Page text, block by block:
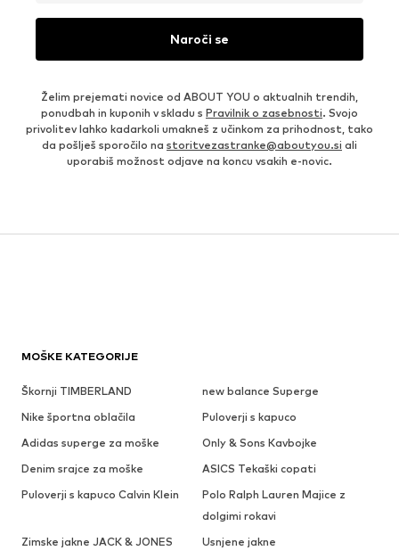
Naroči se
Želim prejemati novice od ABOUT YOU o aktualnih trendih,
ponudbah in kuponih v skladu s Pravilnik o zasebnosti. Svojo
privolitev lahko kadarkoli umakneš z učinkom za prihodnost, tako
da pošlješ sporočilo na storitvezastranke@aboutyou.si ali
uporabiš možnost odjave na koncu vsakih e-novic.
MOŠKE KATEGORIJE
Škornji TIMBERLAND
new balance Superge
Nike športna oblačila
Puloverji s kapuco
Adidas superge za moške
Only & Sons Kavbojke
Denim srajce za moške
ASICS Tekaški copati
Puloverji s kapuco Calvin Klein
Polo Ralph Lauren Majice z
dolgimi rokavi
Zimske jakne JACK & JONES
Usnjene jakne